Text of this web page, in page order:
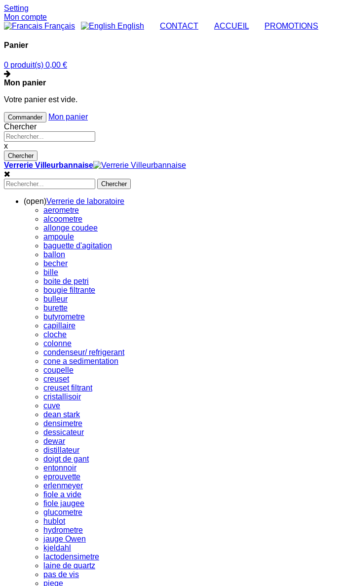
Setting
Mon compte
Français
English CONTACT ACCUEIL PROMOTIONS
Panier
0 produit(s) 0,00 €
Mon panier
Votre panier est vide.
Commander
Mon panier
Chercher
x
Chercher
Verrerie Villeurbannaise
Chercher
(open)Verrerie de laboratoire
aerometre
alcoometre
allonge coudee
ampoule
baguette d'agitation
ballon
becher
bille
boite de petri
bougie filtrante
bulleur
burette
butyrometre
capillaire
cloche
colonne
condenseur/ refrigerant
cone a sedimentation
coupelle
creuset
creuset filtrant
cristallisoir
cuve
dean stark
densimetre
dessicateur
dewar
distillateur
doigt de gant
entonnoir
eprouvette
erlenmeyer
fiole a vide
fiole jaugee
glucometre
hublot
hydrometre
jauge Owen
kjeldahl
lactodensimetre
laine de quartz
pas de vis
piege